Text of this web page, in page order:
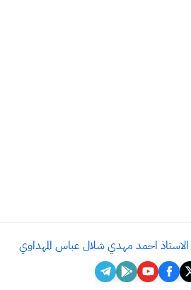
الاستاذ احمد مهدي شلال عباس المهداوي